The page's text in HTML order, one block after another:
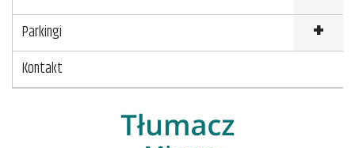
Parkingi
Kontakt